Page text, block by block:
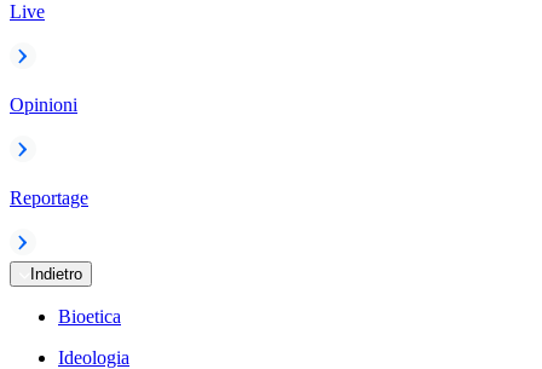
Live
Opinioni
Reportage
Indietro
Bioetica
Ideologia